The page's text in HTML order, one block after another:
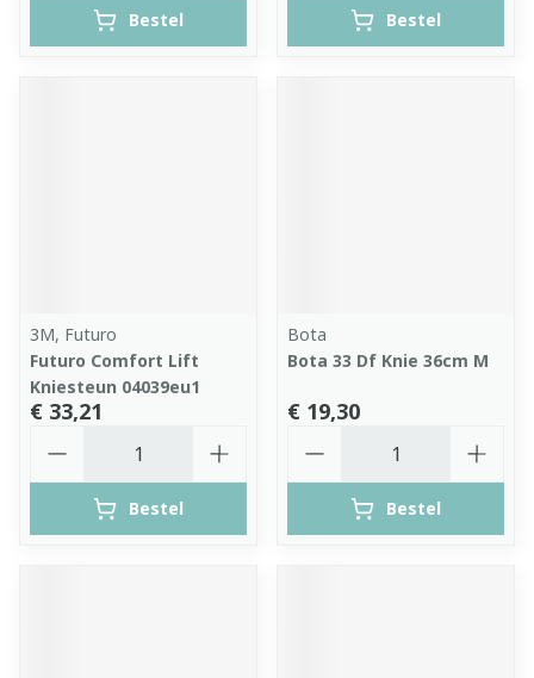
Bestel Bestel
3M, Futuro
Futuro Comfort Lift
Kniesteun 04039eu1
€ 33,21
Bestel
Bota
Bota 33 Df Knie 36cm M
€ 19,30
Bestel